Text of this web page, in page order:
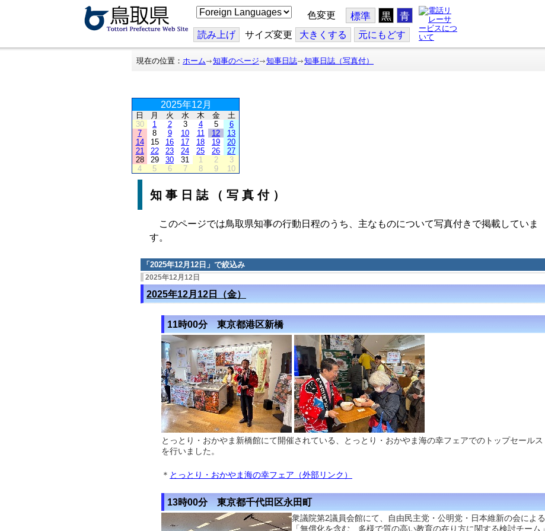
こ
の
ジ
を
翻
色変更 標準 黒 青
読み上げ サイズ変更 大きくする 元にもどす
現在の位置： ホーム 知事のページ 知事日誌 知事日誌（写真付）
2025年12月
日 月 火 水 木 金
土
30
1 2 3 4 5
6
7
8 9 10 11 12
13
14
15 16 17 18 19
20
21
22 23 24 25 26
27
28
29 30 31 1 2
3
4
5 6 7 8 9 10
知事日誌（写真付）
このページでは鳥取県知事の行動日程のうち、主なものについて写真付きで掲載していま
す。
「 2025年12月12日 」で絞込み
2025年12月12日
2025年12月12日（金）
11時00分 東京都港区新橋
とっとり・おかやま新橋館にて開催されている、とっとり・おかやま海の幸フェアでのトップセールス
を行いました。
＊ とっとり・おかやま海の幸フェア（外部リンク）
13時00分 東京都千代田区永田町
衆議院第2議員会館にて、自由民主党・公明党・日本維新の会による
「無償化を含む、多様で質の高い教育の在り方に関する検討チーム」